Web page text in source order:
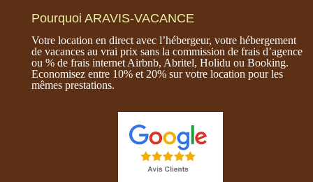
Pourquoi ARAVIS-VACANCE
Votre location en direct avec l’hébergeur, votre hébergement
de vacances au vrai prix sans la commission de frais d’agence
ou % de frais internet Airbnb, Abritel, Holidu ou Booking.
Economisez entre 10% et 20% sur votre location pour les
mêmes prestations.